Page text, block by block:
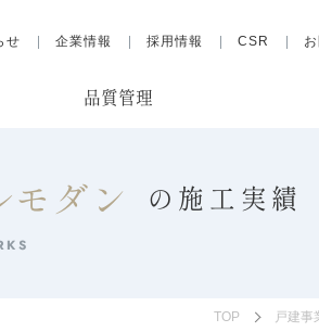
せ 企業情報 採用情報 CSR
品質管理
モダン の 施工実績
TOP 戸建事